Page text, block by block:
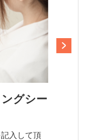
グシー
入して頂